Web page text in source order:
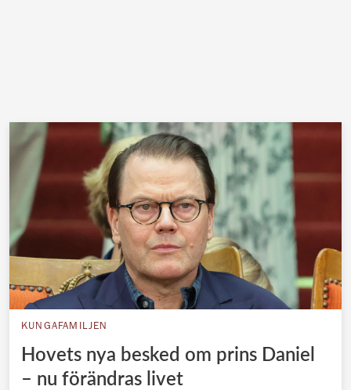
KUNGAFAMILJEN
Hovets nya besked om prins Daniel
– nu förändras livet